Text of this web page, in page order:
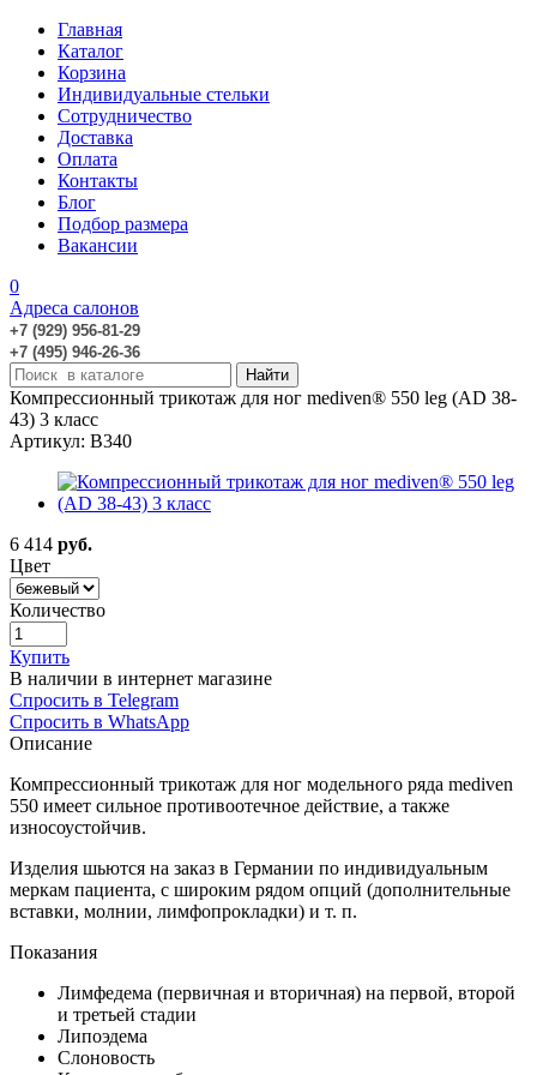
Главная
Каталог
Корзина
Индивидуальные стельки
Сотрудничество
Доставка
Оплата
Контакты
Блог
Подбор размера
Вакансии
0
Адреса салонов
+7 (929) 956-81-29
+7 (495) 946-26-36
Компрессионный трикотаж для ног mediven® 550 leg (AD 38-
43) 3 класс
Артикул: B340
6 414 руб.
Цвет
Количество
Купить
В наличии в интернет магазине
Спросить в Telegram
Спросить в WhatsApp
Описание
Компрессионный трикотаж для ног модельного ряда mediven
550 имеет сильное противоотечное действие, а также
износоустойчив.
Изделия шьются на заказ в Германии по индивидуальным
меркам пациента, с широким рядом опций (дополнительные
вставки, молнии, лимфопрокладки) и т. п.
Показания
Лимфедема (первичная и вторичная) на первой, второй
и третьей стадии
Липоэдема
Слоновость